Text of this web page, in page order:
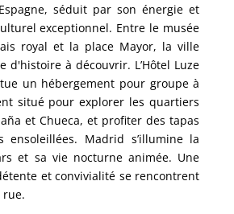
séduit par son énergie et
exceptionnel. Entre le musée
royal et la place Mayor, la ville
d'histoire à découvrir. L’Hôtel Luze
un hébergement pour groupe à
situé pour explorer les quartiers
et Chueca, et profiter des tapas
ensoleillées. Madrid s’illumine la
et sa vie nocturne animée. Une
et convivialité se rencontrent
rue.